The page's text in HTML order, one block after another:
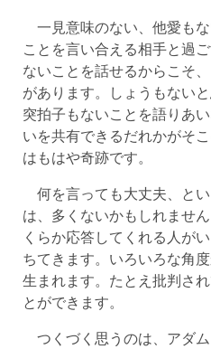
一見意味のない、他愛も
ことを言い合える相手と過
ないことを話せるからこそ
があります。しょうもない
突拍子もないことを語りあ
いを共有できるだれかがそ
はもはや奇跡です。
何を言っても大丈夫、と
は、多くないかもしれませ
くらか応答してくれる人が
ちてきます。いろいろな角
生まれます。たとえ批判さ
とができます。
つくづく思うのは、アダ